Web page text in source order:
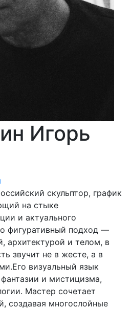
Игорь
скульптор, график
на стыке
и актуального
фигуративный подход —
архитектурой и телом, в
звучит не в жесте, а в
визуальный язык
и мистицизма,
Мастер сочетает
создавая многослойные